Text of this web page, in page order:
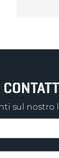
sul nostro